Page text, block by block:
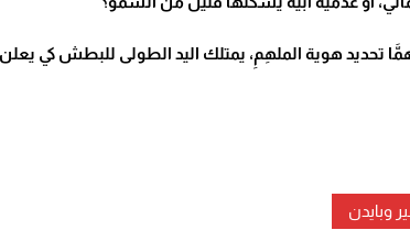
تحديد هوية الملهِمِ، يمتلك اليد الطولى للبطش كي
وبايدن